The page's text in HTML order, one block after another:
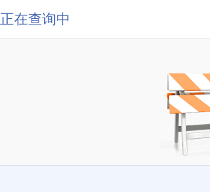
正在查询中